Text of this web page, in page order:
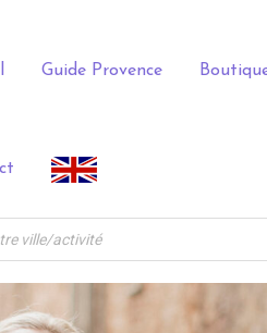
Guide Provence